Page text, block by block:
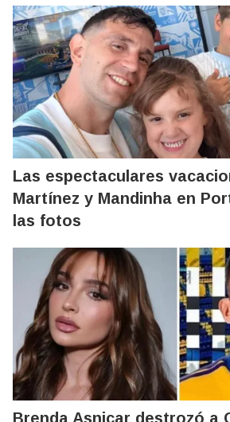
Las espectaculares
Martínez y Mandinha en
las fotos
Brenda Asnicar destrozó a